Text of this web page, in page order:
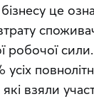
це
робочої
взяли